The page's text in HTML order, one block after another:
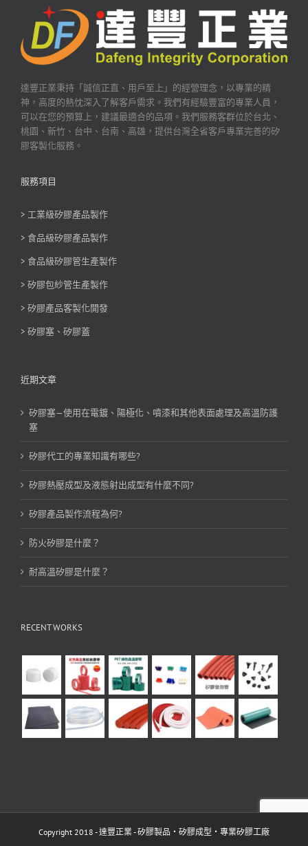
達豐正業秉持「誠信正直、用戶至上」的經營理念，以專業的精
神，高度的熱忱深入了解客戶需求。我們有經驗豐富的專業人員，
可以在您的預算上，建議最適合的品項。我們服務客群位於台北、
桃園、新竹、台中、台南、高雄，提供台灣全省客戶專業完善的矽
膠客製化服務。
服務項目
> 工業級矽膠產品製作
> 食品級矽膠產品製作
> 食品級矽膠管生產製作
> 矽膠包紗管生產製作
> 矽膠產品客製化開發
> 矽膠塞、矽膠蓋
近期文章
矽膠塞—使用在電鍍、陽極化、噴漆和其他表面處理及高溫防護
塞
矽膠代工的專業知識有哪些?
矽膠熱壓成型及液態射出成型有什麼不同?
矽膠產品製作流程為何?
防火矽膠是什麼？
耐高溫矽膠是什麼？
RECENT WORKS
Copyright 2018 - 達豐正業 - 矽膠製品・矽膠成型・專業矽膠工廠